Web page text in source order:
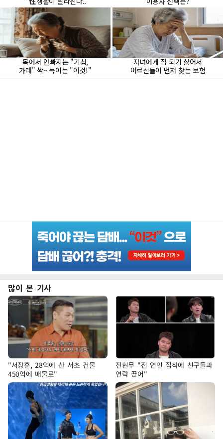
많이 본 기사
"서장훈, 28억에 산 서초 건물
450억에 매물로"
전현무 "전 연인 집착에 친구들과
연락 끊어"